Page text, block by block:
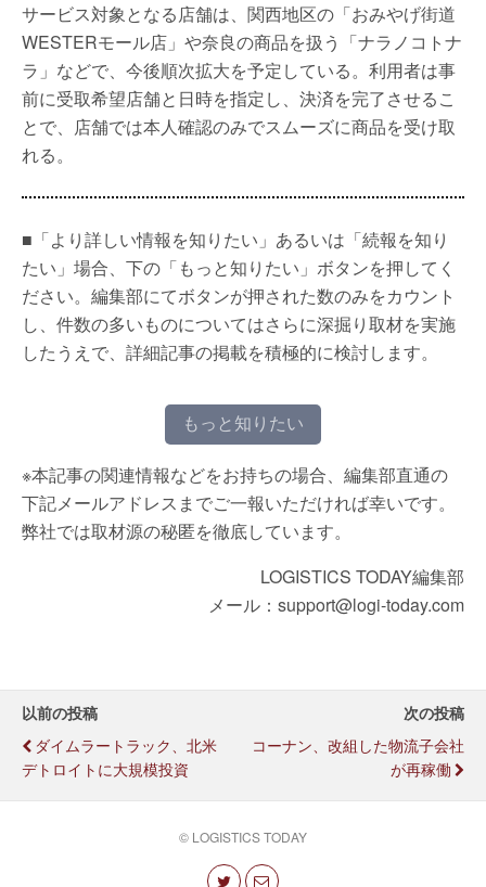
サービス対象となる店舗は、関西地区の「おみやげ街道
WESTERモール店」や奈良の商品を扱う「ナラノコトナ
ラ」などで、今後順次拡大を予定している。利用者は事
前に受取希望店舗と日時を指定し、決済を完了させるこ
とで、店舗では本人確認のみでスムーズに商品を受け取
れる。
■「より詳しい情報を知りたい」あるいは「続報を知り
たい」場合、下の「もっと知りたい」ボタンを押してく
ださい。編集部にてボタンが押された数のみをカウント
し、件数の多いものについてはさらに深掘り取材を実施
したうえで、詳細記事の掲載を積極的に検討します。
もっと知りたい
※本記事の関連情報などをお持ちの場合、編集部直通の
下記メールアドレスまでご一報いただければ幸いです。
弊社では取材源の秘匿を徹底しています。
LOGISTICS TODAY編集部
メール：support@logi-today.com
以前の投稿
ダイムラートラック、北米
デトロイトに大規模投資
次の投稿
コーナン、改組した物流子会社
が再稼働
© LOGISTICS TODAY